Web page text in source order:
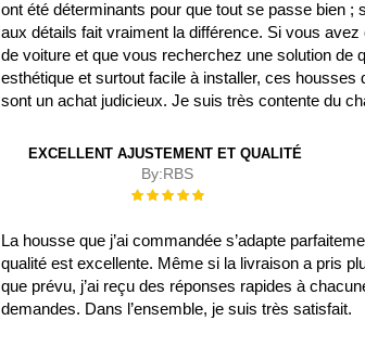
ont été déterminants pour que tout se passe bien ;
aux détails fait vraiment la différence. Si vous avez
de voiture et que vous recherchez une solution de
esthétique et surtout facile à installer, ces housses
sont un achat judicieux. Je suis très contente du
EXCELLENT AJUSTEMENT ET QUALITÉ
By:RBS
Évaluation :
La housse que j’ai commandée s’adapte
qualité est excellente. Même si la livraison a pris
que prévu, j’ai reçu des réponses rapides à
demandes. Dans l’ensemble, je suis très satisfait.